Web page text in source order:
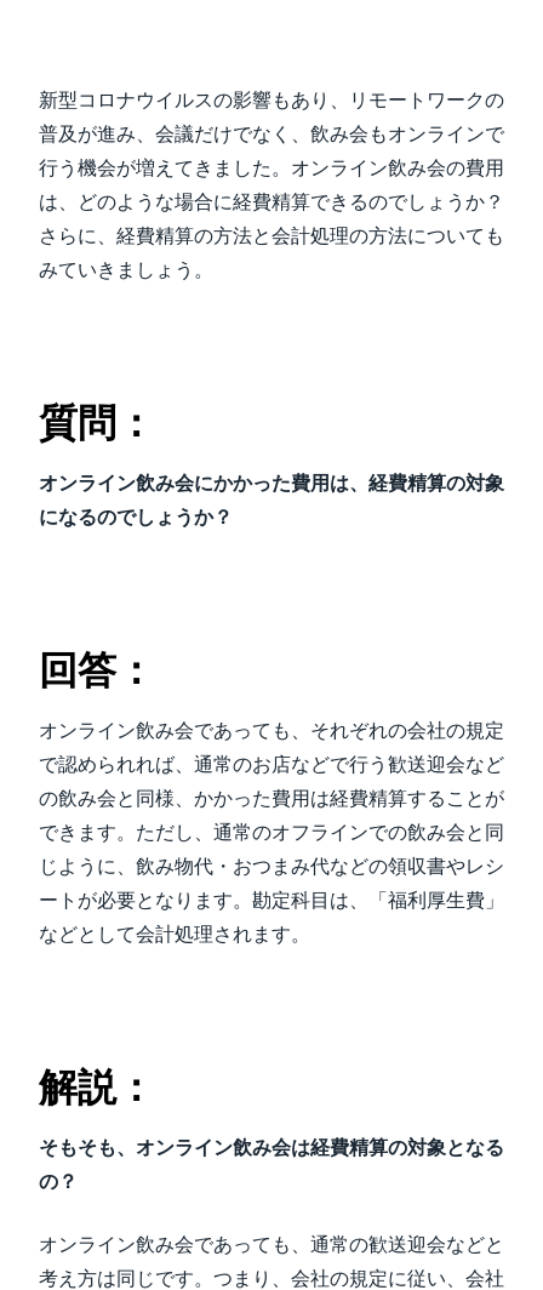
新型コロナウイルスの影響もあり、リモートワークの
普及が進み、会議だけでなく、飲み会もオンラインで
行う機会が増えてきました。オンライン飲み会の費用
は、どのような場合に経費精算できるのでしょうか？
さらに、経費精算の方法と会計処理の方法についても
みていきましょう。
質問：
オンライン飲み会にかかった費用は、経費精算の対象
になるのでしょうか？
回答：
オンライン飲み会であっても、それぞれの会社の規定
で認められれば、通常のお店などで行う歓送迎会など
の飲み会と同様、かかった費用は経費精算することが
できます。ただし、通常のオフラインでの飲み会と同
じように、飲み物代・おつまみ代などの領収書やレシ
ートが必要となります。勘定科目は、「福利厚生費」
などとして会計処理されます。
解説：
そもそも、オンライン飲み会は経費精算の対象となる
の？
オンライン飲み会であっても、通常の歓送迎会などと
考え方は同じです。つまり、会社の規定に従い、会社